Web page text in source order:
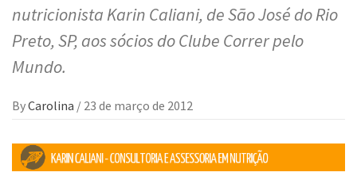
nutricionista Karin Caliani, de São José do Rio
Preto, SP, aos sócios do Clube Correr pelo
Mundo.
ByCarolina / 23 de março de 2012